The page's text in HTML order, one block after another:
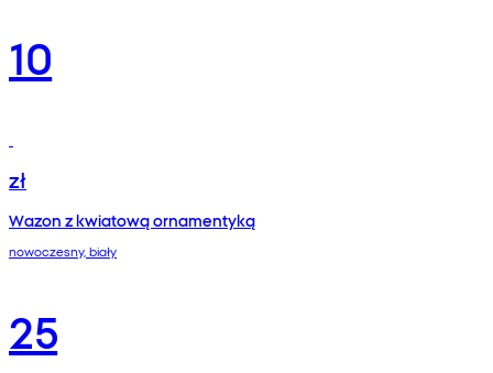
10
zł
Wazon z kwiatową ornamentyką
nowoczesny, biały
25